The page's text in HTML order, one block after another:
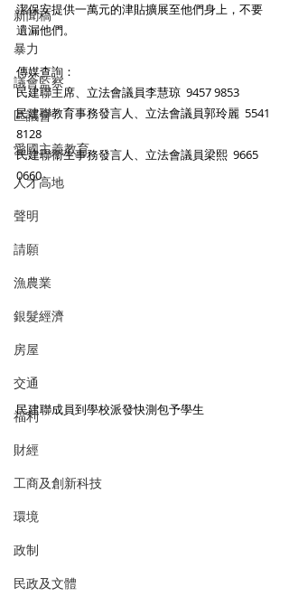
新聞稿
暴力
議會監察
區議會
愛國主義教育
人才高地
聲明
請願
漁農業
銀髮經濟
房屋
交通
福利
財經
工商及創新科技
環境
政制
民政及文體
潔保安提供一萬元的津貼擴展至他們身上，不要
遺漏他們。
傳媒查詢：
民建聯主席、立法會議員李慧琼  9457 9853
民建聯教育事務發言人、立法會議員郭玲麗  5541
8128
民建聯衞生事務發言人、立法會議員梁熙  9665
0660​
民建聯成員到學校派發快測包予學生